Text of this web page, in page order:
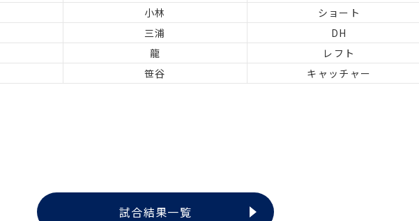
小林
ショート
三浦
DH
龍
レフト
笹谷 キャッチャー
試合結果一覧